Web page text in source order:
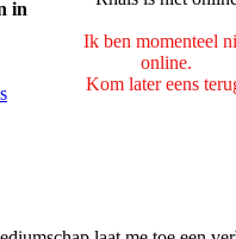
Ik ben momenteel
online.
Kom later eens